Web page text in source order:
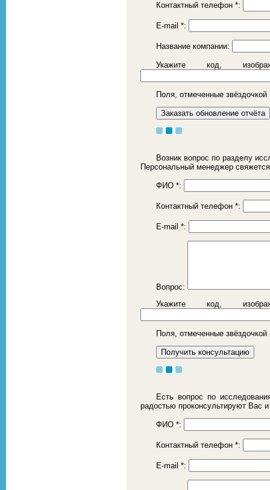
Контактный телефон *:
E-mail *:
Название компании:
Укажите код,
Поля, отмеченные звёздочкой
Возник вопрос по разделу
Персональный менеджер
ФИО *:
Контактный телефон *:
E-mail *:
Вопрос:
Укажите код,
Поля, отмеченные звёздочкой
Есть вопрос по
радостью проконсультируют Вас
ФИО *:
Контактный телефон *:
E-mail *: